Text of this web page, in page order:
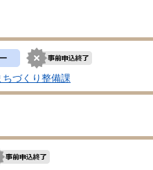
ちづくり整備課